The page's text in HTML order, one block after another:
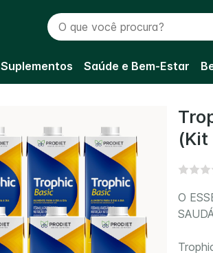
O que você procura?
Suplementos Saúde e Bem-Estar
(Kit
O